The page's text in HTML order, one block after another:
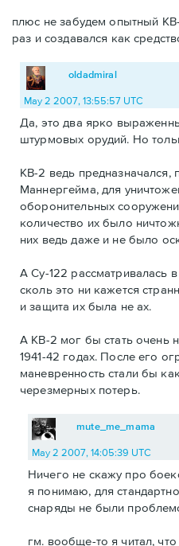
плюс не забудем опытный
раз и создавался как
oldadmiral
May 2 2007, 13:55:57 UTC
Да, это два ярко
штурмовых орудий. Но
КВ-2 ведь
Маннергейма, для
оборонительных
количество их было
них ведь даже и не было
А Су-122 рассматривалась
сколь это ни кажется
и защита их была не ах.
А КВ-2 мог бы стать очень
1941-42 годах. После его
маневренность стали бы
черезмерных потерь.
mute_me_mama
May 2 2007, 14:05:39 UTC
Ничего не скажу про
я понимаю, для
снаряды не были
гм. вообще-то я читал,